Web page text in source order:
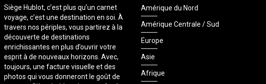
Siège Hublot, c’est plus qu’un carnet
voyage, c’est une destination en soi. À
travers nos périples, vous partirez à la
découverte de destinations
enrichissantes en plus d’ouvrir votre
esprit à de nouveaux horizons. Avec,
toujours, une facture visuelle et des
photos qui vous donneront le goût de
Amérique du Nord
Amérique Centrale / Sud
Europe
Asie
Afrique